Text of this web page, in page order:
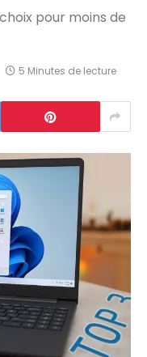
pour moins de
5 Minutes de lecture